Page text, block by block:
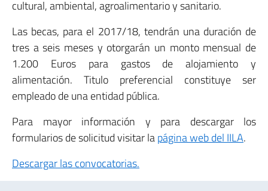
cultural, ambiental, agroalimentario y sanitario.
Las becas, para el 2017/18, tendrán una duración de
tres a seis meses y otorgarán un monto mensual de
1.200 Euros para gastos de alojamiento y
alimentación. Titulo preferencial constituye ser
empleado de una entidad pública.
Para mayor información y para descargar los
formularios de solicitud visitar lapágina web del IILA.
Descargar las convocatorias.